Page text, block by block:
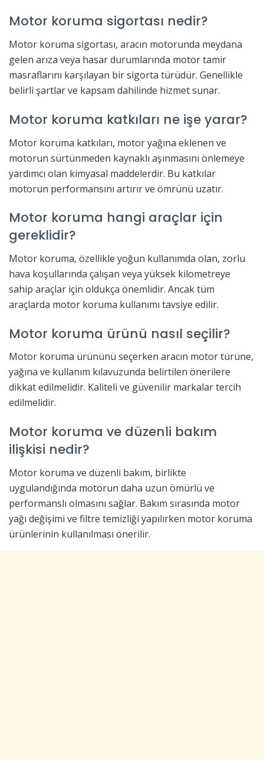
Motor koruma sigortası nedir?
Motor koruma sigortası, aracın motorunda meydana
gelen arıza veya hasar durumlarında motor tamir
masraflarını karşılayan bir sigorta türüdür. Genellikle
belirli şartlar ve kapsam dahilinde hizmet sunar.
Motor koruma katkıları ne işe yarar?
Motor koruma katkıları, motor yağına eklenen ve
motorun sürtünmeden kaynaklı aşınmasını önlemeye
yardımcı olan kimyasal maddelerdir. Bu katkılar
motorun performansını artırır ve ömrünü uzatır.
Motor koruma hangi araçlar için
gereklidir?
Motor koruma, özellikle yoğun kullanımda olan, zorlu
hava koşullarında çalışan veya yüksek kilometreye
sahip araçlar için oldukça önemlidir. Ancak tüm
araçlarda motor koruma kullanımı tavsiye edilir.
Motor koruma ürünü nasıl seçilir?
Motor koruma ürününü seçerken aracın motor türüne,
yağına ve kullanım kılavuzunda belirtilen önerilere
dikkat edilmelidir. Kaliteli ve güvenilir markalar tercih
edilmelidir.
Motor koruma ve düzenli bakım
ilişkisi nedir?
Motor koruma ve düzenli bakım, birlikte
uygulandığında motorun daha uzun ömürlü ve
performanslı olmasını sağlar. Bakım sırasında motor
yağı değişimi ve filtre temizliği yapılırken motor koruma
ürünlerinin kullanılması önerilir.